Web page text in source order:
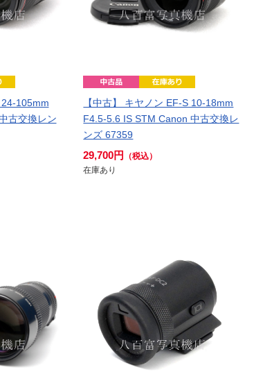
24-105mm
古交換レン
【中古】 キヤノン EF-S 10-18mm
F4.5-5.6 IS STM Canon 中古交換レ
ンズ 67359
29,700円
（税込）
在庫あり